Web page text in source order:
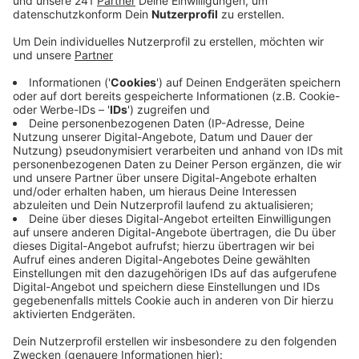
Veröffentlicht:Freitag, 30.08.2019 08:01
Anzeige
Das geschehe nicht aus Sicherheitshysterie. Vielmehr
wolle man so hohe Reparaturkosten vermeiden, sagt
die CDU. Denn die würden letztlich dem Steuerzahler
aufgebürdet.
Die Bundespolizei hatte den Bahnhof Opladen bereits
Anfang des Jahres in den Blick genommen. Nach
erheblichen Vandalismusschäden hatten die Beamten
angekündigt den Bahnhof verstärkt in ihre
Einsatzplanung aufzunehmen. Außerdem habe der
Bahnhof bei der Vergabe neuer Video-
Überwachungssysteme nochmal an Priorität
gewonnen. Passiert ist bislang aber noch nichts.